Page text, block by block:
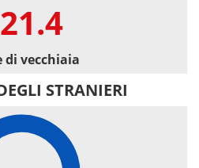
di vecchiaia
STRANIERI